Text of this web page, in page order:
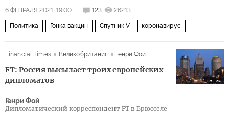
6 ФЕВРАЛЯ 2021, 19:00 123 26213
Политика Гонка вакцин Спутник V коронавирус
Financial Times Великобритания Генри Фой
FT: Россия высылает троих европейских
дипломатов
Генри Фой
Дипломатический корреспондент FT в Брюсселе